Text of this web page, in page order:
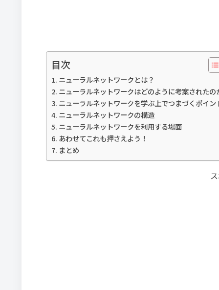
目次
ニューラルネットワークとは？
ニューラルネットワークはどのように考案されたの
ニューラルネットワークを学ぶ上でつまづくポイン
ニューラルネットワークの構造
ニューラルネットワークを利用する場面
あわせてこれも押さえよう！
まとめ